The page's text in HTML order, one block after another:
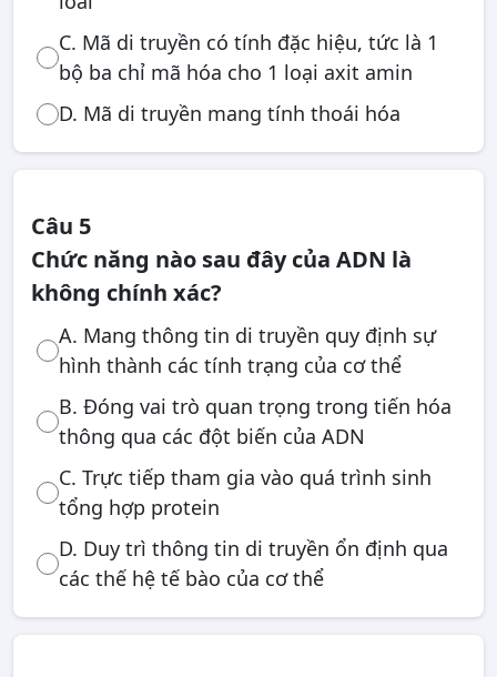
C. Mã di truyền có tính đặc hiệu, tức là 1
bộ ba chỉ mã hóa cho 1 loại axit amin
D. Mã di truyền mang tính thoái hóa
Câu 5
Chức năng nào sau đây của ADN là
không chính xác?
A. Mang thông tin di truyền quy định sự
hình thành các tính trạng của cơ thể
B. Đóng vai trò quan trọng trong tiến hóa
thông qua các đột biến của ADN
C. Trực tiếp tham gia vào quá trình sinh
tổng hợp protein
D. Duy trì thông tin di truyền ổn định qua
các thế hệ tế bào của cơ thể